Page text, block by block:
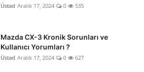
Üstad Aralık 17, 2024 0 535
Mazda CX-3 Kronik Sorunları ve
Kullanıcı Yorumları ?
Üstad Aralık 17, 2024 0 627